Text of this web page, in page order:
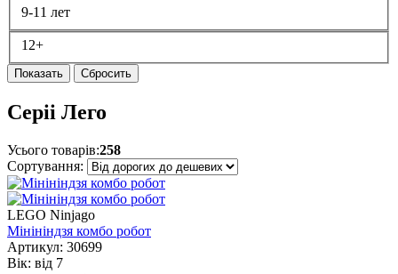
9-11 лет
12+
Серіі Лего
Усього товарів:258
Сортування:
LEGO Ninjago
Мінініндзя комбо робот
Артикул: 30699
ік: від 7